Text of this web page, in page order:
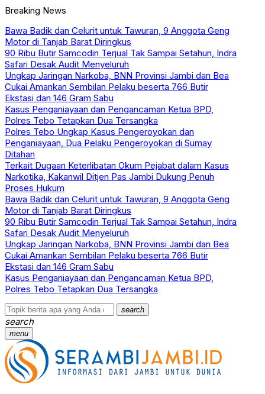
Breaking News
Bawa Badik dan Celurit untuk Tawuran, 9 Anggota Geng
Motor di Tanjab Barat Diringkus
90 Ribu Butir Samcodin Terjual Tak Sampai Setahun, Indra
Safari Desak Audit Menyeluruh
Ungkap Jaringan Narkoba, BNN Provinsi Jambi dan Bea
Cukai Amankan Sembilan Pelaku beserta 766 Butir
Ekstasi dan 146 Gram Sabu
Kasus Penganiayaan dan Pengancaman Ketua BPD,
Polres Tebo Tetapkan Dua Tersangka
Polres Tebo Ungkap Kasus Pengeroyokan dan
Penganiayaan, Dua Pelaku Pengeroyokan di Sumay
Ditahan
Terkait Dugaan Keterlibatan Okum Pejabat dalam Kasus
Narkotika, Kakanwil Ditjen Pas Jambi Dukung Penuh
Proses Hukum
Bawa Badik dan Celurit untuk Tawuran, 9 Anggota Geng
Motor di Tanjab Barat Diringkus
90 Ribu Butir Samcodin Terjual Tak Sampai Setahun, Indra
Safari Desak Audit Menyeluruh
Ungkap Jaringan Narkoba, BNN Provinsi Jambi dan Bea
Cukai Amankan Sembilan Pelaku beserta 766 Butir
Ekstasi dan 146 Gram Sabu
Kasus Penganiayaan dan Pengancaman Ketua BPD,
Polres Tebo Tetapkan Dua Tersangka
search
search
menu